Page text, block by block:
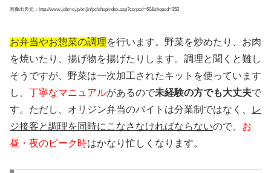
画像出典元：http://www.jobmo.jp/orijin/pc/shopindex.asp?corpcd=60&shopcd=352
お弁当やお惣菜の調理を行います。野菜を炒めたり、お肉
を焼いたり、揚げ物を揚げたりします。調理と聞くと難し
そうですが、野菜は一次加工されたキットを使っています
し、 丁寧なマニュアルがあるので未経験の方でも大丈夫で
す。ただし、オリジン弁当のバイトは分業制ではなく、
レ
ジ接客と調理を同時にこなさなければならないので、 お
昼・夜のピーク時はかなり忙しくなります。